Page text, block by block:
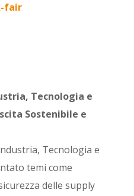
fair
Tecnologia e
Sostenibile e
Tecnologia e
temi come
delle supply